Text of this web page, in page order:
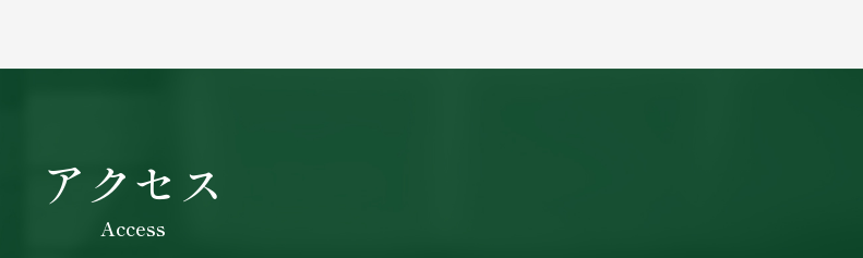
アクセス
Access